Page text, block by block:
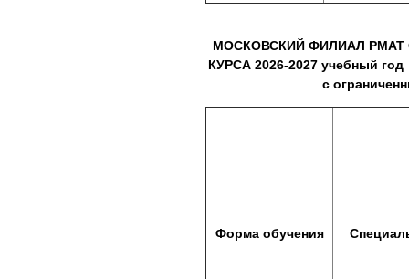
МОСКОВСКИЙ ФИЛИАЛ РМАТ
КУРСА2026-2027 учебный
с
Форма обучения